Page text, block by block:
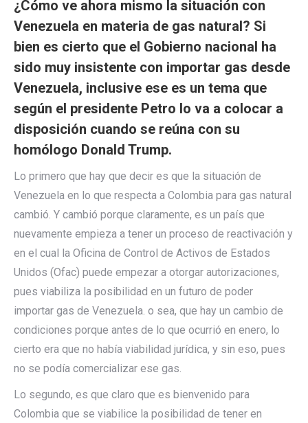
¿Cómo ve ahora mismo la situación con
Venezuela en materia de gas natural? Si
bien es cierto que el Gobierno nacional ha
sido muy insistente con importar gas desde
Venezuela, inclusive ese es un tema que
según el presidente Petro lo va a colocar a
disposición cuando se reúna con su
homólogo Donald Trump.
Lo primero que hay que decir es que la situación de
Venezuela en lo que respecta a Colombia para gas natural
cambió. Y cambió porque claramente, es un país que
nuevamente empieza a tener un proceso de reactivación y
en el cual la Oficina de Control de Activos de Estados
Unidos (Ofac) puede empezar a otorgar autorizaciones,
pues viabiliza la posibilidad en un futuro de poder
importar gas de Venezuela. o sea, que hay un cambio de
condiciones porque antes de lo que ocurrió en enero, lo
cierto era que no había viabilidad jurídica, y sin eso, pues
no se podía comercializar ese gas.
Lo segundo, es que claro que es bienvenido para
Colombia que se viabilice la posibilidad de tener en